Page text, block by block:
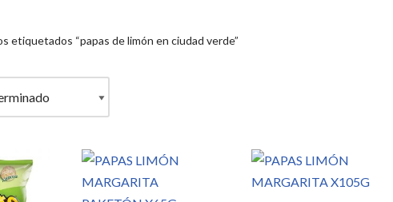
etiquetados “papas de limón en ciudad verde”